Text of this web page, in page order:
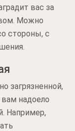
вас за
Можно
стороны, с
загрязненной,
вам надоело
Например,